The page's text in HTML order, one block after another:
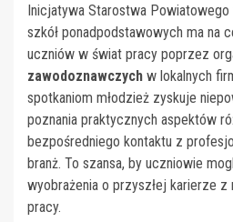
Inicjatywa Starostwa Powiatowego
szkół ponadpodstawowych ma na
uczniów w świat pracy poprzez
zawodoznawczych w lokalnych
spotkaniom młodzież zyskuje
poznania praktycznych aspektów
bezpośredniego kontaktu z
branż. To szansa, by uczniowie
wyobrażenia o przyszłej karierze
pracy.